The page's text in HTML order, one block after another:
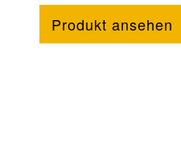
Produkt ansehen